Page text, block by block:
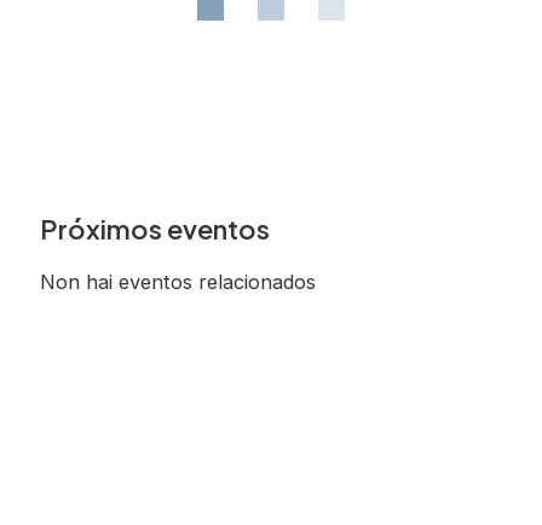
Próximos eventos
Non hai eventos relacionados